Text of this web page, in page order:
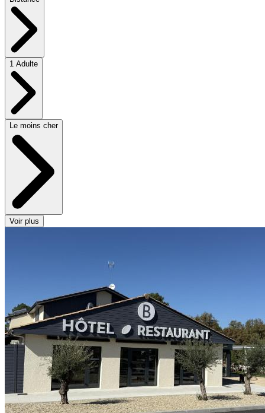
1 Adulte
Le moins cher
Voir plus